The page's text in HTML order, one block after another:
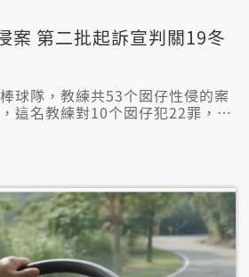
案 第二批起訴宣判關19冬
球隊，教練共53个囡仔性侵的案
這名教練對10个囡仔犯22罪，判